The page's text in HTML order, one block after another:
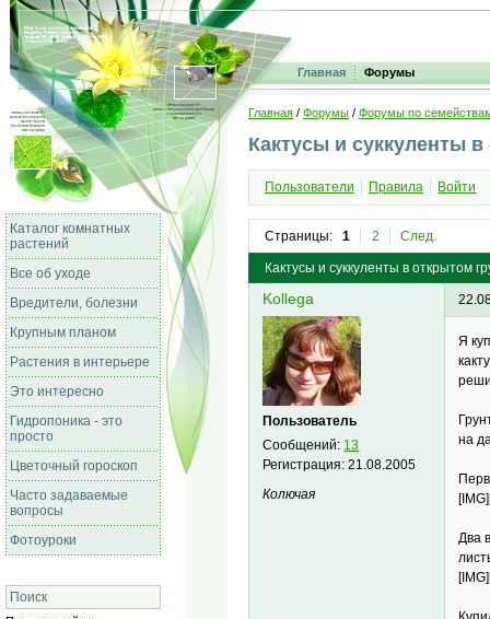
Главная Форумы
Каталог комнатных
растений
Все об уходе
Вредители, болезни
Крупным планом
Растения в интерьере
Это интересно
Гидропоника - это
просто
Цветочный гороскоп
Часто задаваемые
вопросы
Фотоуроки
Поиск
Главная / Форумы / Форумы по
Кактусы и суккуленты
Пользователи Правила Войти
Страницы: 1 2 След.
Кактусы и суккуленты в открытом
Kollega
Пользователь
Сообщений: 13
Регистрация:21.08.2005
Колючая
Я
на
[IMG]
Два
[IMG]